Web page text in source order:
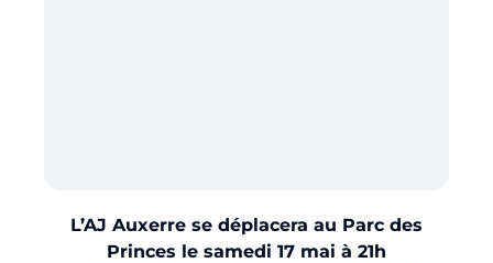
L’AJ Auxerre se déplacera au Parc des
Princes le samedi 17 mai à 21h